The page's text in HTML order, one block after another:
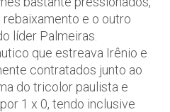
rebaixamento e o outro
líder Palmeiras.
que estreava Irênio e
contratados junto ao
do tricolor paulista e
1 x 0, tendo inclusive